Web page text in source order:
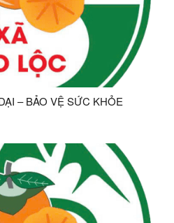
– BẢO VỆ SỨC KHỎE